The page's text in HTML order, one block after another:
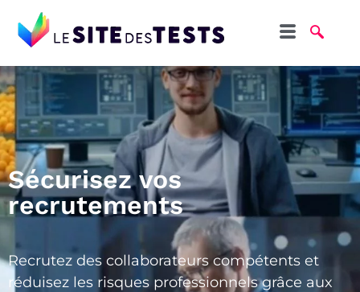
Sécurisez vos
recrutements
Recrutez des collaborateurs compétents et
réduisez les risques professionnels grâce aux